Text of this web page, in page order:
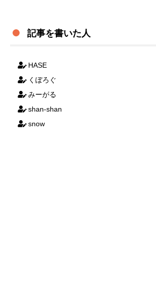
記事を書いた人
HASE
くぼろぐ
みーがる
shan-shan
snow